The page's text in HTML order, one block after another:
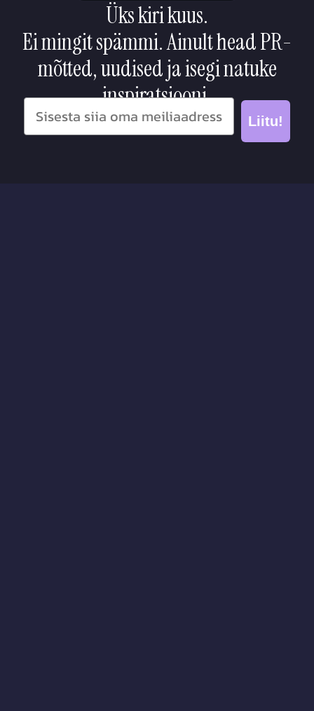
Üks kiri kuus.
Ei mingit spämmi. Ainult head PR-
mõtted, uudised ja isegi natuke
inspiratsiooni.
Liitu!